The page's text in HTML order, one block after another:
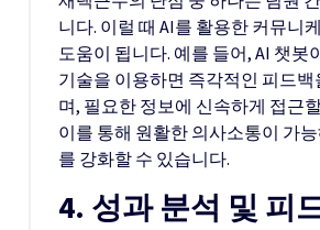
니다. 이럴 때 AI를 활용한 커뮤니
도움이 됩니다. 예를 들어, AI 챗봇
기술을 이용하면 즉각적인 피드백
며, 필요한 정보에 신속하게 접근
이를 통해 원활한 의사소통이 가
를 강화할 수 있습니다.
4. 성과 분석 및 피